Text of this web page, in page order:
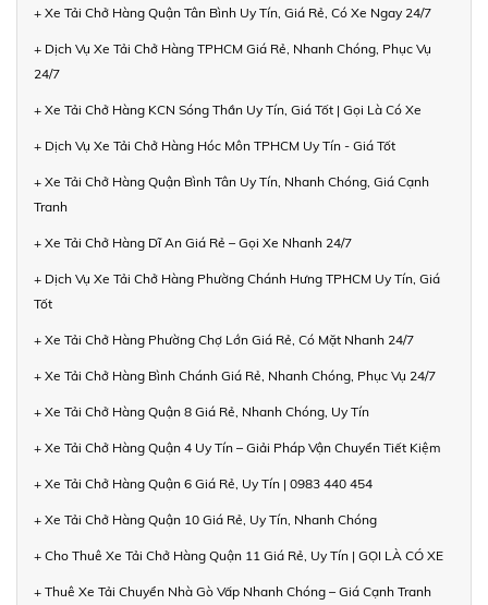
+ Xe Tải Chở Hàng Quận Tân Bình Uy Tín, Giá Rẻ, Có Xe Ngay 24/7
+ Dịch Vụ Xe Tải Chở Hàng TPHCM Giá Rẻ, Nhanh Chóng, Phục Vụ
24/7
+ Xe Tải Chở Hàng KCN Sóng Thần Uy Tín, Giá Tốt | Gọi Là Có Xe
+ Dịch Vụ Xe Tải Chở Hàng Hóc Môn TPHCM Uy Tín - Giá Tốt
+ Xe Tải Chở Hàng Quận Bình Tân Uy Tín, Nhanh Chóng, Giá Cạnh
Tranh
+ Xe Tải Chở Hàng Dĩ An Giá Rẻ – Gọi Xe Nhanh 24/7
+ Dịch Vụ Xe Tải Chở Hàng Phường Chánh Hưng TPHCM Uy Tín, Giá
Tốt
+ Xe Tải Chở Hàng Phường Chợ Lớn Giá Rẻ, Có Mặt Nhanh 24/7
+ Xe Tải Chở Hàng Bình Chánh Giá Rẻ, Nhanh Chóng, Phục Vụ 24/7
+ Xe Tải Chở Hàng Quận 8 Giá Rẻ, Nhanh Chóng, Uy Tín
+ Xe Tải Chở Hàng Quận 4 Uy Tín – Giải Pháp Vận Chuyển Tiết Kiệm
+ Xe Tải Chở Hàng Quận 6 Giá Rẻ, Uy Tín | 0983 440 454
+ Xe Tải Chở Hàng Quận 10 Giá Rẻ, Uy Tín, Nhanh Chóng
+ Cho Thuê Xe Tải Chở Hàng Quận 11 Giá Rẻ, Uy Tín | GỌI LÀ CÓ XE
+ Thuê Xe Tải Chuyển Nhà Gò Vấp Nhanh Chóng – Giá Cạnh Tranh